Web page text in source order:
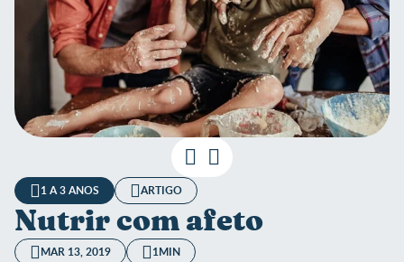
1 A 3 ANOS ARTIGO
Nutrir com afeto
MAR 13, 2019 1MIN